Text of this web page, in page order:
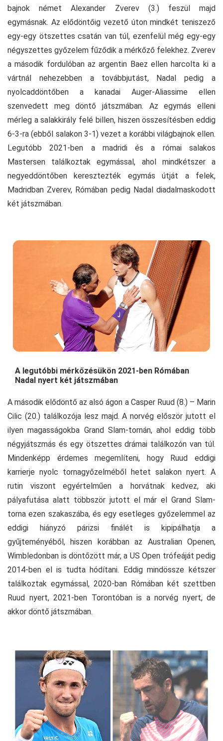
bajnok német Alexander Zverev (3.) feszül majd
egymásnak. Az elődöntőig vezető úton mindkét teniszező
egy-egy ötszettes csatán van túl, ezenfelül még egy-egy
négyszettes győzelem fűződik a mérkőző felekhez. Zverev
a második fordulóban az argentin Baez ellen harcolta ki a
vártnál nehezebben a továbbjutást, Nadal pedig a
nyolcaddöntőben a kanadai Auger-Aliassime ellen
szenvedett meg döntő játszmában. Az egymás elleni
mérleg a salakkirály felé billen, hiszen összesítésben eddig
6-3-ra (ebből salakon 3-1) vezet a korábbi világbajnok ellen.
Legutóbb 2021-ben a madridi és a római salakos
Mastersen találkoztak egymással, ahol mindkétszer a
negyeddöntőben keresztezték egymás útját a felek,
Madridban Zverev, Rómában pedig Nadal diadalmaskodott
két játszmában.
A legutóbbi mérkőzésükön 2021-ben Rómában
Nadal nyert két játszmában
A második elődöntő az alsó ágon a Casper Ruud (8.) – Marin
Cilic (20.) találkozója lesz majd. A norvég először jutott el
ilyen magasságokba Grand Slam-tornán, ahol eddig több
négyjátszmás és egy ötszettes drámai találkozón van túl.
Mindenképp érdemes megemlíteni, hogy Ruud eddigi
karrierje nyolc tornagyőzelméből hetet salakon nyert. A
rutin viszont egyértelműen a horvátnak kedvez, aki
pályafutása alatt többször jutott el már el Grand Slam-
torna ezen szakaszába, és egy esetleges győzelemmel az
eddigi hiányzó párizsi finálét is kipipálhatja a
gyűjteményéből, hiszen korábban az Australian Openen,
Wimbledonban is döntőzött már, a US Open trófeáját pedig
2014-ben el is tudta hódítani. Eddig mindössze kétszer
találkoztak egymással, 2020-ban Rómában két szettben
Ruud nyert, 2021-ben Torontóban is a norvég nyert, de
akkor döntő játszmában.